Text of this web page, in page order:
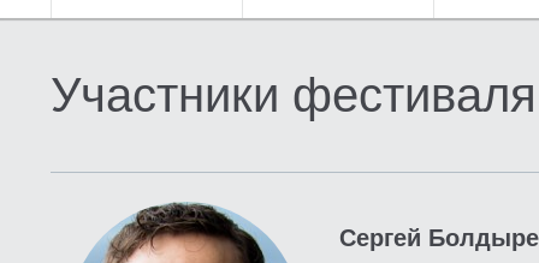
Участники фестиваля
Сергей